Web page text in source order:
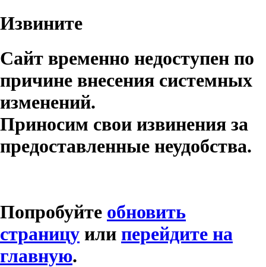
Извините
Сайт временно недоступен по
причине внесения системных
изменений.
Приносим свои извинения за
предоставленные неудобства.
Попробуйте обновить
страницу или перейдите на
главную.